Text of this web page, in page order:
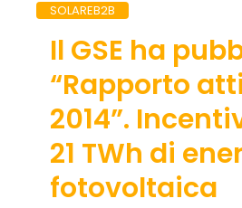
SOLAREB2B
Il GSE ha
“Rapporto
2014”.
21 TWh di
fotovoltaica